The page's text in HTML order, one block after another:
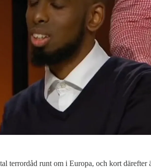
terrordåd runt om i Europa, och kort därefter